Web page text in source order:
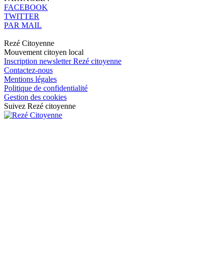
FACEBOOK
TWITTER
PAR MAIL
Rezé Citoyenne
Mouvement citoyen local
Inscription newsletter Rezé citoyenne
Contactez-nous
Mentions légales
Politique de confidentialité
Gestion des cookies
Suivez Rezé citoyenne